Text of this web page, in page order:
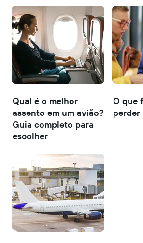
Qual é o melhor
assento em um avião?
Guia completo para
escolher
O que
perder